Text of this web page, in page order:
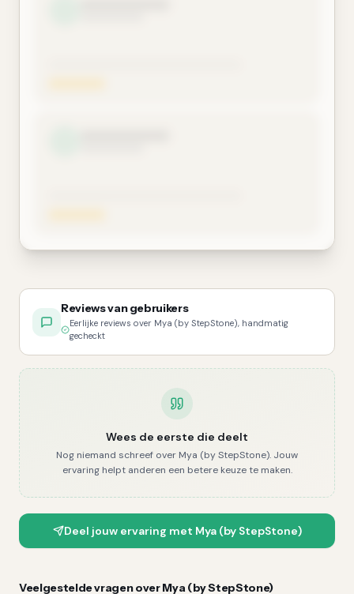
Reviews van gebruikers
Eerlijke reviews over Mya (by StepStone), handmatig
gecheckt
Wees de eerste die deelt
Nog niemand schreef over Mya (by StepStone). Jouw
ervaring helpt anderen een betere keuze te maken.
Deel jouw ervaring met Mya (by StepStone)
Veelgestelde vragen overMya (by StepStone)